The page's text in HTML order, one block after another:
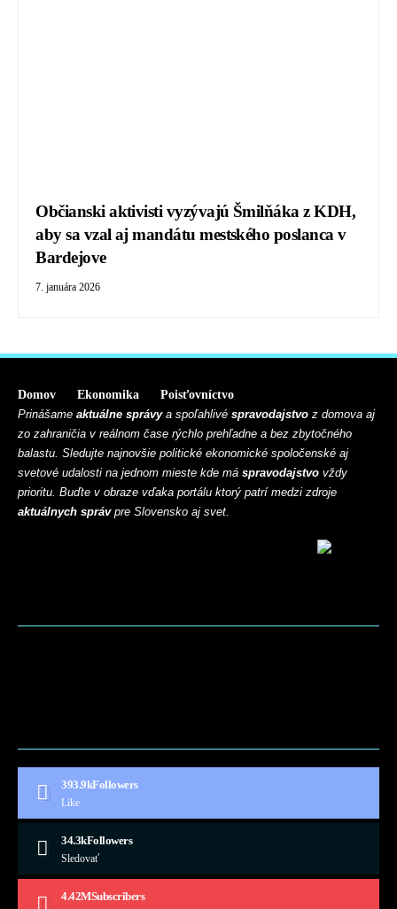
Občianski aktivisti vyzývajú Šmilňáka z KDH,
aby sa vzal aj mandátu mestského poslanca v
Bardejove
7. januára 2026
Domov Ekonomika
Poisťovníctvo
Prinášame aktuálne správya spoľahlivé spravodajstvo z domova aj
zo zahraničia v reálnom čase rýchlo prehľadne a bez zbytočného
balastu. Sledujte najnovšie politické ekonomické spoločenské aj
svetové udalosti na jednom mieste kde má spravodajstvo vždy
prioritu. Buďte v obraze vďaka portálu ktorý patrí medzi zdroje
aktuálnych správpre Slovensko aj svet.
393.9kFollowers
Like
34.3kFollowers
Sledovať
4.42MSubscribers